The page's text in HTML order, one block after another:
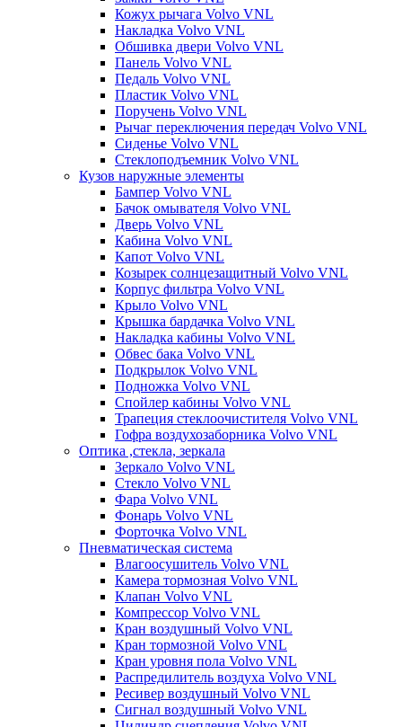
Кожух рычага Volvo VNL
Накладка Volvo VNL
Обшивка двери Volvo VNL
Панель Volvo VNL
Педаль Volvo VNL
Пластик Volvo VNL
Поручень Volvo VNL
Рычаг переключения передач Volvo VNL
Сиденье Volvo VNL
Стеклоподъемник Volvo VNL
Кузов наружные элементы
Бампер Volvo VNL
Бачок омывателя Volvo VNL
Дверь Volvo VNL
Кабина Volvo VNL
Капот Volvo VNL
Козырек солнцезащитный Volvo VNL
Корпус фильтра Volvo VNL
Крыло Volvo VNL
Крышка бардачка Volvo VNL
Накладка кабины Volvo VNL
Обвес бака Volvo VNL
Подкрылок Volvo VNL
Подножка Volvo VNL
Спойлер кабины Volvo VNL
Трапеция стеклоочистителя Volvo VNL
Гофра воздухозаборника Volvo VNL
Оптика ,стекла, зеркала
Зеркало Volvo VNL
Стекло Volvo VNL
Фара Volvo VNL
Фонарь Volvo VNL
Форточка Volvo VNL
Пневматическая система
Влагоосушитель Volvo VNL
Камера тормозная Volvo VNL
Клапан Volvo VNL
Компрессор Volvo VNL
Кран воздушный Volvo VNL
Кран тормозной Volvo VNL
Кран уровня пола Volvo VNL
Распредилитель воздуха Volvo VNL
Ресивер воздушный Volvo VNL
Сигнал воздушный Volvo VNL